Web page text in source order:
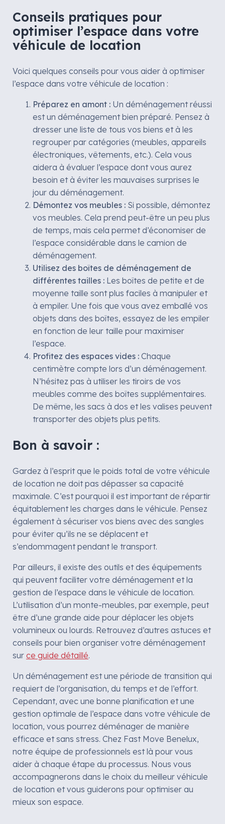
Conseils pratiques pour
optimiser l’espace dans votre
véhicule de location
Voici quelques conseils pour vous aider à optimiser
l’espace dans votre véhicule de location :
Préparez en amont : Un déménagement réussi
est un déménagement bien préparé. Pensez à
dresser une liste de tous vos biens et à les
regrouper par catégories (meubles, appareils
électroniques, vêtements, etc.). Cela vous
aidera à évaluer l’espace dont vous aurez
besoin et à éviter les mauvaises surprises le
jour du déménagement.
Démontez vos meubles : Si possible, démontez
vos meubles. Cela prend peut-être un peu plus
de temps, mais cela permet d’économiser de
l’espace considérable dans le camion de
déménagement.
Utilisez des boîtes de déménagement de
différentes tailles : Les boîtes de petite et de
moyenne taille sont plus faciles à manipuler et
à empiler. Une fois que vous avez emballé vos
objets dans des boîtes, essayez de les empiler
en fonction de leur taille pour maximiser
l’espace.
Profitez des espaces vides : Chaque
centimètre compte lors d’un déménagement.
N’hésitez pas à utiliser les tiroirs de vos
meubles comme des boîtes supplémentaires.
De même, les sacs à dos et les valises peuvent
transporter des objets plus petits.
Bon à savoir :
Gardez à l’esprit que le poids total de votre véhicule
de location ne doit pas dépasser sa capacité
maximale. C’est pourquoi il est important de répartir
équitablement les charges dans le véhicule. Pensez
également à sécuriser vos biens avec des sangles
pour éviter qu’ils ne se déplacent et
s’endommagent pendant le transport.
Par ailleurs, il existe des outils et des équipements
qui peuvent faciliter votre déménagement et la
gestion de l’espace dans le véhicule de location.
L’utilisation d’un monte-meubles, par exemple, peut
être d’une grande aide pour déplacer les objets
volumineux ou lourds. Retrouvez d’autres astuces et
conseils pour bien organiser votre déménagement
sur ce guide détaillé.
Un déménagement est une période de transition qui
requiert de l’organisation, du temps et de l’effort.
Cependant, avec une bonne planification et une
gestion optimale de l’espace dans votre véhicule de
location, vous pourrez déménager de manière
efficace et sans stress. Chez Fast Move Benelux,
notre équipe de professionnels est là pour vous
aider à chaque étape du processus. Nous vous
accompagnerons dans le choix du meilleur véhicule
de location et vous guiderons pour optimiser au
mieux son espace.